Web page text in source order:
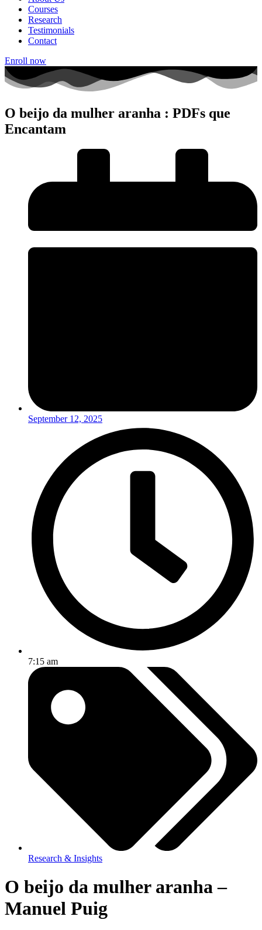
Courses
Research
Testimonials
Contact
Enroll now
O beijo da mulher aranha : PDFs que
Encantam
September 12, 2025
7:15 am
Research & Insights
O beijo da mulher aranha –
Manuel Puig